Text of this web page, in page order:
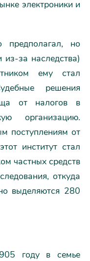
электроники и
но
за наследства)
ему стал
решения
от налогов в
организацию.
поступлениям от
институт стал
частных средств
откуда
выделяются 280
году в семье